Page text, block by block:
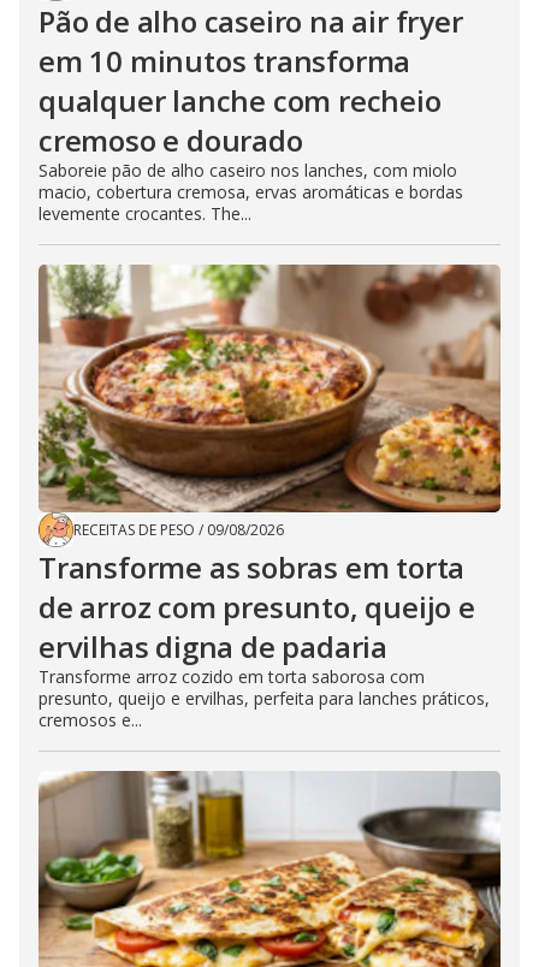
Pão de alho caseiro na air fryer
em 10 minutos transforma
qualquer lanche com recheio
cremoso e dourado
Saboreie pão de alho caseiro nos lanches, com miolo
macio, cobertura cremosa, ervas aromáticas e bordas
levemente crocantes. The...
RECEITAS DE PESO / 09/08/2026
Transforme as sobras em torta
de arroz com presunto, queijo e
ervilhas digna de padaria
Transforme arroz cozido em torta saborosa com
presunto, queijo e ervilhas, perfeita para lanches práticos,
cremosos e...